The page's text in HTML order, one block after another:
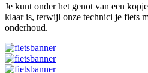
Je kunt onder het genot van een
klaar is, terwijl onze technici je fiets
onderhoud.